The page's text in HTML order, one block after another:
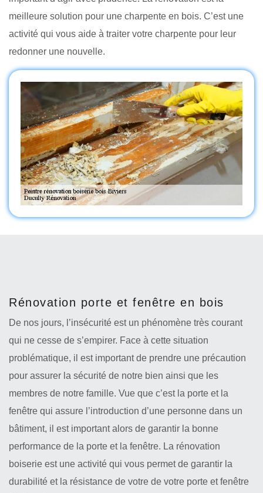
meilleure solution pour une charpente en bois. C’est une
activité qui vous aide à traiter votre charpente pour leur
redonner une nouvelle.
Rénovation porte et fenêtre en bois
De nos jours, l’insécurité est un phénomène très courant
qui ne cesse de s’empirer. Face à cette situation
problématique, il est important de prendre une précaution
pour assurer la sécurité de notre bien ainsi que les
membres de notre famille. Vue que c’est la porte et la
fenêtre qui assure l’introduction d’une personne dans un
bâtiment, il est important alors de garantir la bonne
performance de la porte et la fenêtre. La rénovation
boiserie est une activité qui vous permet de garantir la
durabilité et la résistance de votre de votre porte et fenêtre